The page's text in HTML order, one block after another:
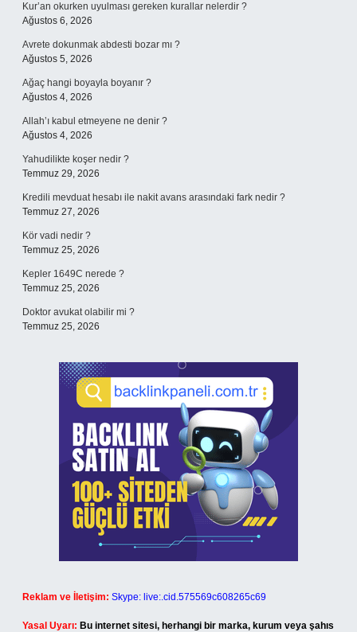
Kur’an okurken uyulması gereken kurallar nelerdir ?
Ağustos 6, 2026
Avrete dokunmak abdesti bozar mı ?
Ağustos 5, 2026
Ağaç hangi boyayla boyanır ?
Ağustos 4, 2026
Allah’ı kabul etmeyene ne denir ?
Ağustos 4, 2026
Yahudilikte koşer nedir ?
Temmuz 29, 2026
Kredili mevduat hesabı ile nakit avans arasındaki fark nedir ?
Temmuz 27, 2026
Kör vadi nedir ?
Temmuz 25, 2026
Kepler 1649C nerede ?
Temmuz 25, 2026
Doktor avukat olabilir mi ?
Temmuz 25, 2026
Reklam ve İletişim: Skype: live:.cid.575569c608265c69
Yasal Uyarı: Bu internet sitesi, herhangi bir marka, kurum veya şahıs